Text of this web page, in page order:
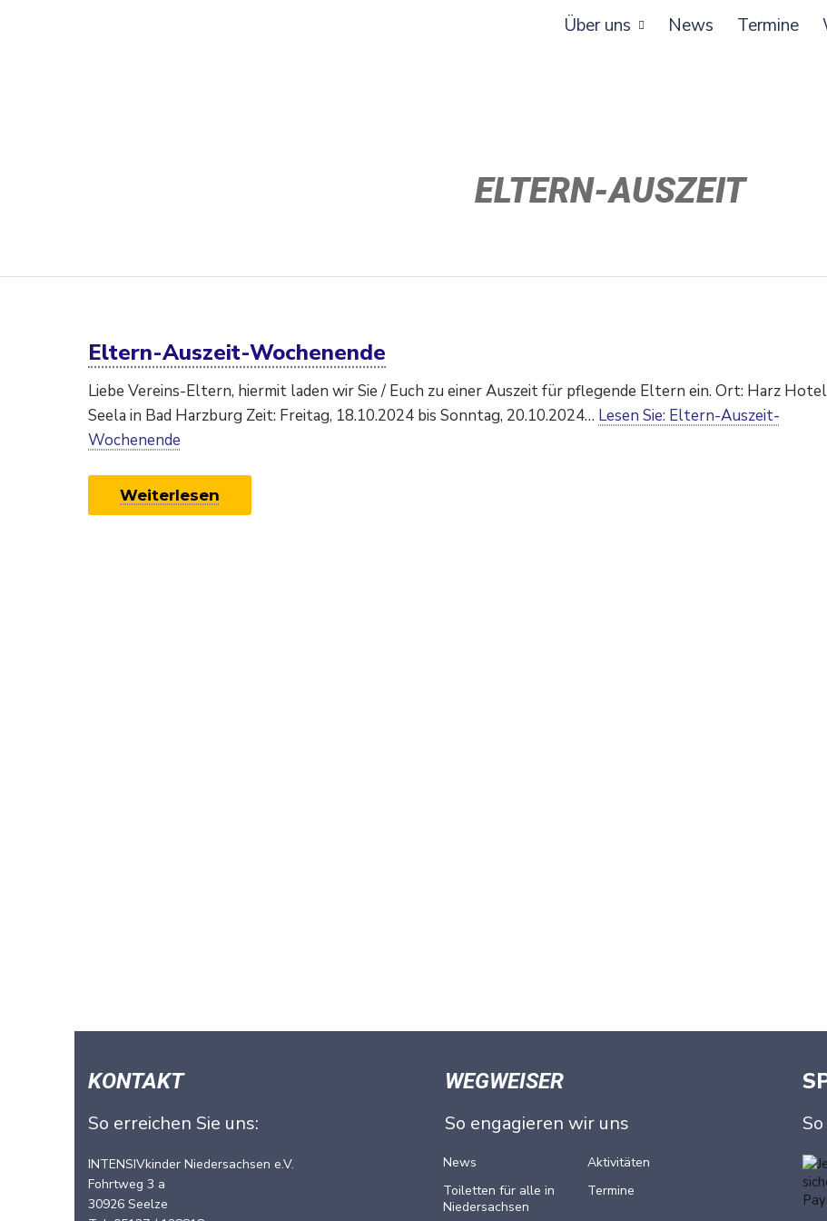
Über uns News Termine
ELTERN-AUSZEIT
Eltern-Auszeit-Wochenende
Liebe Vereins-Eltern, hiermit laden wir Sie /​ Euch zu einer Auszeit für pflegende Eltern ein. Ort: Harz Hotel
Seela in Bad Harzburg Zeit: Freitag, 18.10.2024 bis Sonntag, 20.10.2024… Lesen Sie: Eltern-Auszeit-
Wochenende
Weiterlesen
KONTAKT
So erreichen Sie uns:
INTENSIVkinder Niedersachsen e.V.
Fohrtweg 3 a
30926 Seelze
WEGWEISER
So engagieren wir uns
News
Toiletten für alle in
Nieder­sachsen
Aktivitäten
Termine